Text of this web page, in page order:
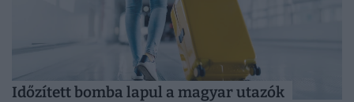
Időzített bomba lapul a magyar utazók